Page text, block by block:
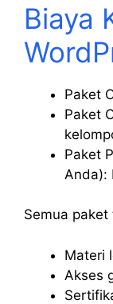
Biaya
Paket
Paket
Paket
Anda):
Semua paket
Materi
Akses